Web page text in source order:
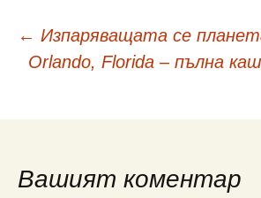
Навигация
в
публикациите
← Изпаряващата се
Orlando, Florida – пълна
Вашият коментар